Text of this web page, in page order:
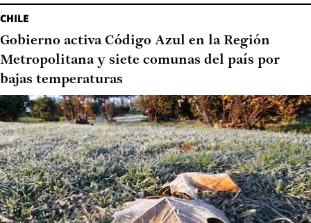
CHILE
Gobierno activa Código Azul en la Región
Metropolitana y siete comunas del país por
bajas temperaturas